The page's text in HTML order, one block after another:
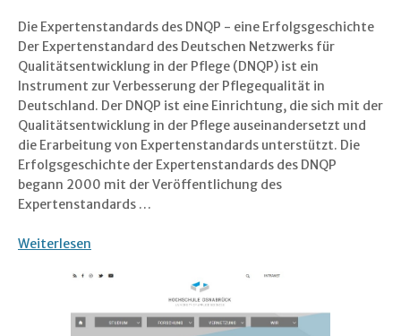
Die Expertenstandards des DNQP - eine Erfolgsgeschichte
Der Expertenstandard des Deutschen Netzwerks für
Qualitätsentwicklung in der Pflege (DNQP) ist ein
Instrument zur Verbesserung der Pflegequalität in
Deutschland. Der DNQP ist eine Einrichtung, die sich mit der
Qualitätsentwicklung in der Pflege auseinandersetzt und
die Erarbeitung von Expertenstandards unterstützt. Die
Erfolgsgeschichte der Expertenstandards des DNQP
begann 2000 mit der Veröffentlichung des
Expertenstandards …
Weiterlesen